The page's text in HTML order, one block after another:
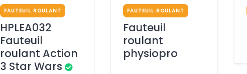
FAUTEUIL ROULANT
HPLEA032
Fauteuil
roulant Action
3 Star Wars
FAUTEUIL ROULANT
Fauteuil
roulant
physiopro